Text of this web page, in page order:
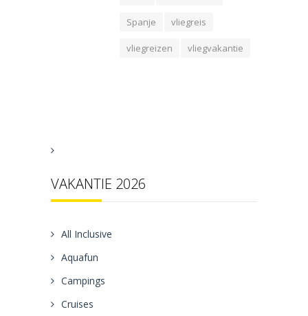
Spanje vliegreis
vliegreizen vliegvakantie
VAKANTIE 2026
All Inclusive
Aquafun
Campings
Cruises